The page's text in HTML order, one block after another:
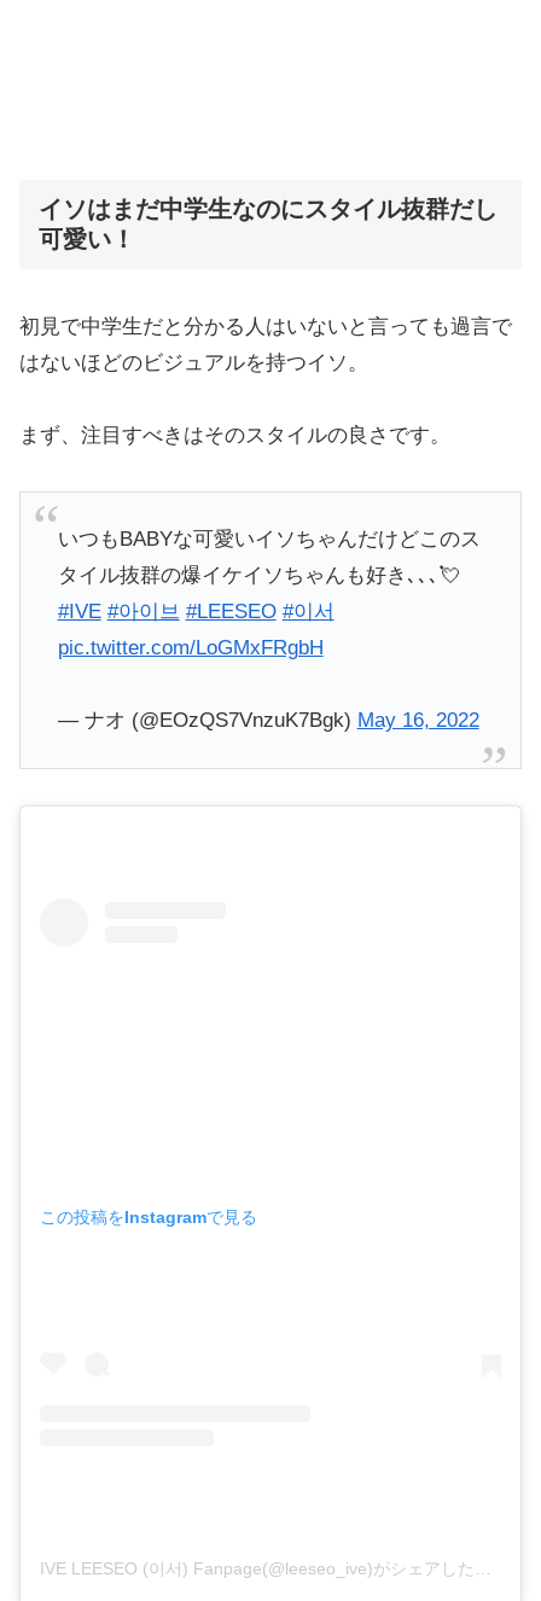
イソはまだ中学生なのにスタイル抜群だし
可愛い！
初見で中学生だと分かる人はいないと言っても過言で
はないほどのビジュアルを持つイソ。
まず、注目すべきはそのスタイルの良さです。
いつもBABYな可愛いイソちゃんだけどこのス
タイル抜群の爆イケイソちゃんも好き､､､💘
#IVE #아이브 #LEESEO #이서
pic.twitter.com/LoGMxFRgbH
— ナオ (@EOzQS7VnzuK7Bgk) May 16, 2022
この投稿をInstagramで見る